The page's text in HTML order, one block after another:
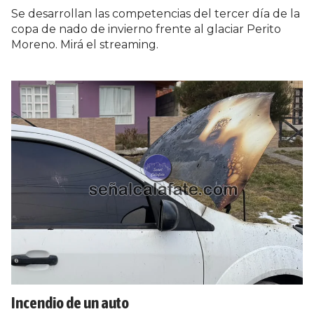
Se desarrollan las competencias del tercer día de la
copa de nado de invierno frente al glaciar Perito
Moreno. Mirá el streaming.
Incendio de un auto